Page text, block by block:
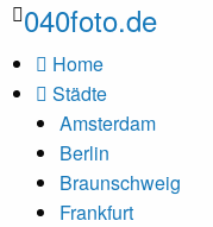
040foto.de
Home
Städte
Amsterdam
Berlin
Braunschweig
Frankfurt